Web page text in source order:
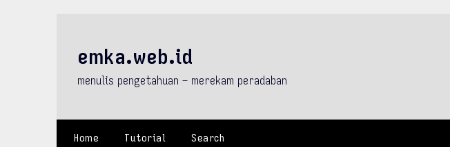
emka.web.id
menulis pengetahuan – merekam peradaban
Home Tutorial Search